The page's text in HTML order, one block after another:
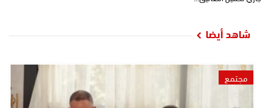
شاهد أيضا
مجتمع